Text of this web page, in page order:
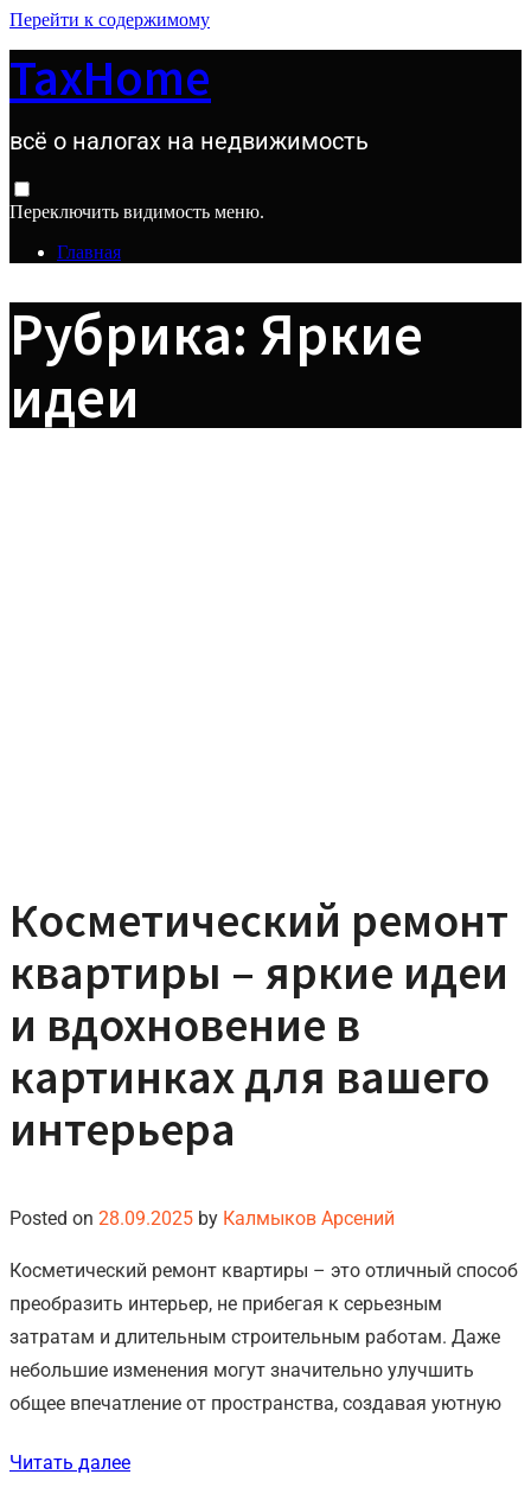
Перейти к содержимому
TaxHome
всё о налогах на недвижимость
Переключить видимость меню.
Главная
Рубрика: Яркие
идеи
Косметический ремонт
квартиры – яркие идеи
и вдохновение в
картинках для вашего
интерьера
Posted on 28.09.2025 by Калмыков Арсений
Косметический ремонт квартиры – это отличный способ
преобразить интерьер, не прибегая к серьезным
затратам и длительным строительным работам. Даже
небольшие изменения могут значительно улучшить
общее впечатление от пространства, создавая уютную
Читать далее